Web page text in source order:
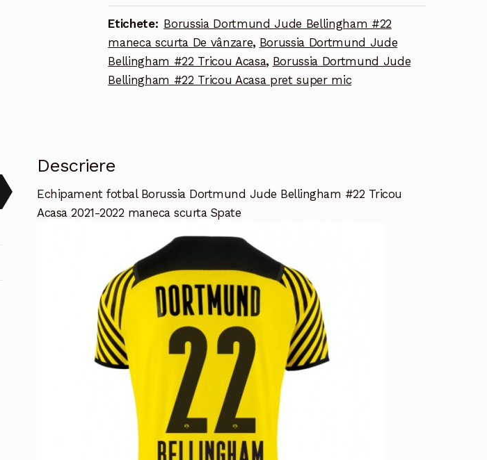
Tricou
Acasa
2021-
2022
Etichete: Borussia Dortmund Jude Bellingham #22
maneca scurta De vânzare, Borussia Dortmund Jude
Bellingham #22 Tricou Acasa, Borussia Dortmund Jude
Bellingham #22 Tricou Acasa pret super mic
Descriere
Echipament fotbal Borussia Dortmund Jude Bellingham #22 Tricou
Acasa 2021-2022 maneca scurta Spate